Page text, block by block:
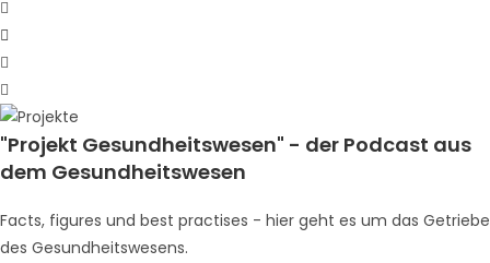
"Projekt Gesundheitswesen" - der Podcast aus
dem Gesundheitswesen
Facts, figures und best practises - hier geht es um das Getriebe
des Gesundheitswesens.